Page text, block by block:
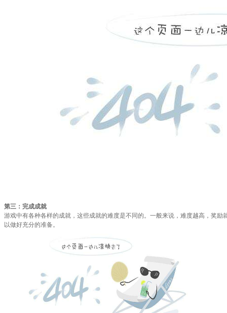
第三：完成成就
游戏中有各种各样的成就，这些成就的难度是不同的。一般来说，难度越高，奖
以做好充分的准备。